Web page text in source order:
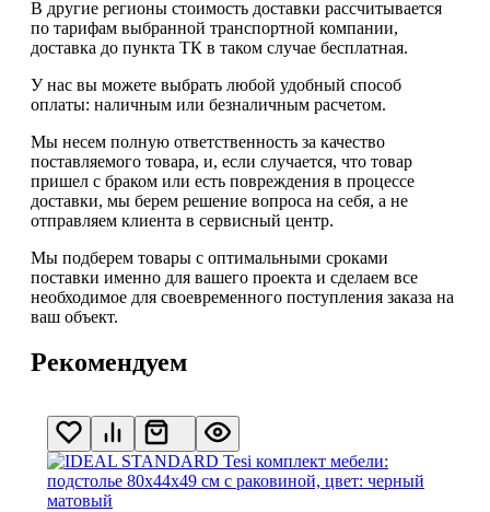
В другие регионы стоимость доставки рассчитывается
по тарифам выбранной транспортной компании,
доставка до пункта ТК в таком случае бесплатная.
У нас вы можете выбрать любой удобный способ
оплаты: наличным или безналичным расчетом.
Мы несем полную ответственность за качество
поставляемого товара, и, если случается, что товар
пришел с браком или есть повреждения в процессе
доставки, мы берем решение вопроса на себя, а не
отправляем клиента в сервисный центр.
Мы подберем товары с оптимальными сроками
поставки именно для вашего проекта и сделаем все
необходимое для своевременного поступления заказа на
ваш объект.
Рекомендуем